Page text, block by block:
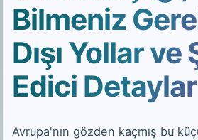
Bilmeniz
Dışı Yollar ve
Edici Detaylar
Avrupa'nın gözden kaçmış bu